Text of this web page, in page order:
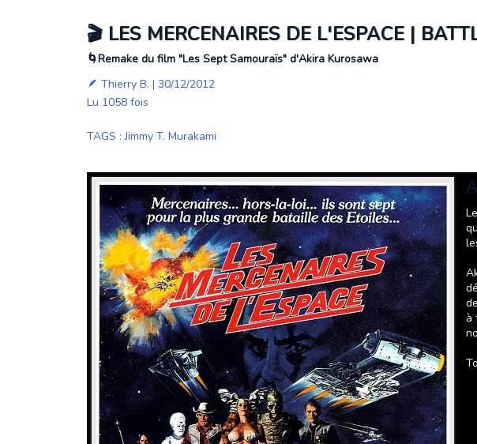
🎬 LES MERCENAIRES DE L'ESPACE |
🌀Remake du film "Les Sept Samouraïs" d'Akira Kurosawa
🪶 Thierry B. | 30/12/2012
Lu 1058 fois
TAGS :Jimmy T. Murakami
à